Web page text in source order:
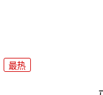
最热